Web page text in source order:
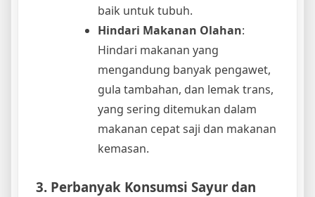
baik untuk tubuh.
Hindari Makanan Olahan:
Hindari makanan yang
mengandung banyak pengawet,
gula tambahan, dan lemak trans,
yang sering ditemukan dalam
makanan cepat saji dan makanan
kemasan.
3. Perbanyak Konsumsi Sayur dan